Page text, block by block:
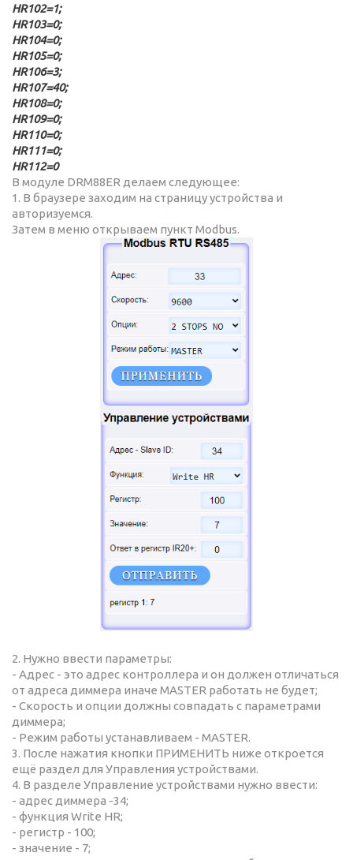
HR102=1;
HR103=0;
HR104=0;
HR105=0;
HR106=3;
HR107=40;
HR108=0;
HR109=0;
HR110=0;
HR111=0;
HR112=0
В модуле DRM88ER делаем следующее:
1. В браузере заходим на страницу устройства и
авторизуемся.
Затем в меню открываем пункт Modbus.
2. Нужно ввести параметры:
- Адрес - это адрес контроллера и он должен отличаться
от адреса диммера иначе MASTER работать не будет;
- Скорость и опции должны совпадать с параметрами
диммера;
- Режим работы устанавливаем - MASTER.
3. После нажатия кнопки ПРИМЕНИТЬ ниже откроется
ещё раздел для Управления устройствами.
4. В разделе Управление устройствами нужно ввести:
- адрес диммера -34;
- функция Write HR;
- регистр - 100;
- значение - 7;